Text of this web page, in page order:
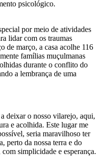
psicológico.
por meio de atividades
lidar com os traumas
de março, a casa acolhe 116
famílias muçulmanas
durante o conflito do
a lembrança de uma
deixar o nosso vilarejo, aqui,
e acolhida. Este lugar me
seria maravilhoso ter
perto da nossa terra e do
simplicidade e esperança.